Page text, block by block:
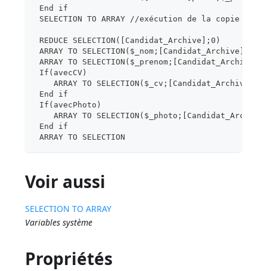
End if
SELECTION TO ARRAY //exécution de la copie
REDUCE SELECTION([Candidat_Archive];0)
ARRAY TO
ARRAY TO
If(avecCV)
ARRAY TO
End if
If(avecPhoto)
ARRAY TO
End if
ARRAY TO SELECTION
Voir aussi
SELECTION TO ARRAY
Variables système
Propriétés